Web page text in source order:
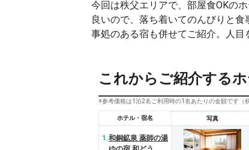
今回は秩父エリアで、部屋食OKの
良いので、落ち着いてのんびりと
事処のある宿も併せてご紹介。人目
これからご紹介する
※参考価格は1泊2名ご利用時の1名あたりの金額です（
ホテル・宿名 写真
1.和銅鉱泉 薬師の湯